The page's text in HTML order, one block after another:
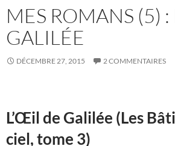
MES ROMANS (5)
GALILÉE
DÉCEMBRE 27, 2015 2 COMMENTAIRES
L’Œil de Galilée (Les
ciel, tome 3)